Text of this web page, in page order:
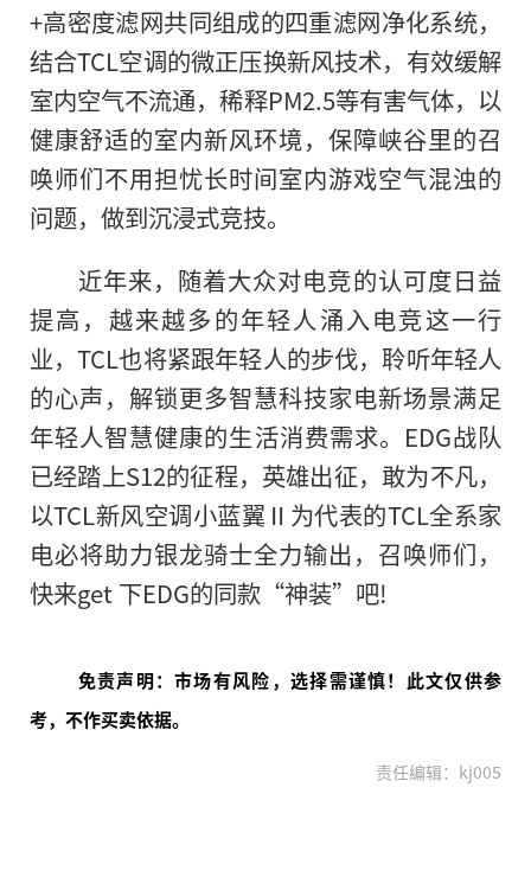
+高密度滤网共同组成的四重滤网净化系统，
结合TCL空调的微正压换新风技术，有效缓解
室内空气不流通，稀释PM2.5等有害气体，以
健康舒适的室内新风环境，保障峡谷里的召
唤师们不用担忧长时间室内游戏空气混浊的
问题，做到沉浸式竞技。
近年来，随着大众对电竞的认可度日益
提高，越来越多的年轻人涌入电竞这一行
业，TCL也将紧跟年轻人的步伐，聆听年轻人
的心声，解锁更多智慧科技家电新场景满足
年轻人智慧健康的生活消费需求。EDG战队
已经踏上S12的征程，英雄出征，敢为不凡，
以TCL新风空调小蓝翼Ⅱ为代表的TCL全系家
电必将助力银龙骑士全力输出，召唤师们，
快来get 下EDG的同款“神装”吧!
免责声明：市场有风险，选择需谨慎！此文仅供参
考，不作买卖依据。
责任编辑：kj005